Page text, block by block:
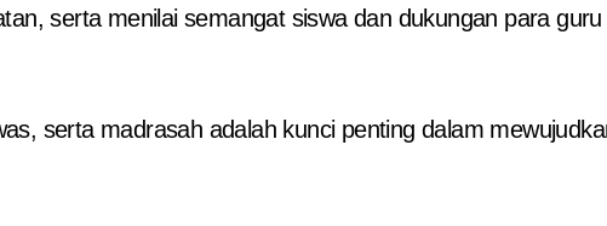
serta menilai semangat siswa dan dukungan para
serta madrasah adalah kunci penting dalam